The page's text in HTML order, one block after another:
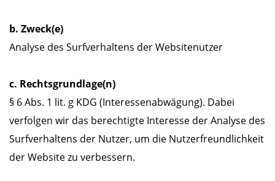
b. Zweck(e)
Analyse des Surfverhaltens der Websitenutzer
c. Rechtsgrundlage(n)
§ 6 Abs. 1 lit. g KDG (Interessenabwägung). Dabei
verfolgen wir das berechtigte Interesse der Analyse des
Surfverhaltens der Nutzer, um die Nutzerfreundlichkeit
der Website zu verbessern.